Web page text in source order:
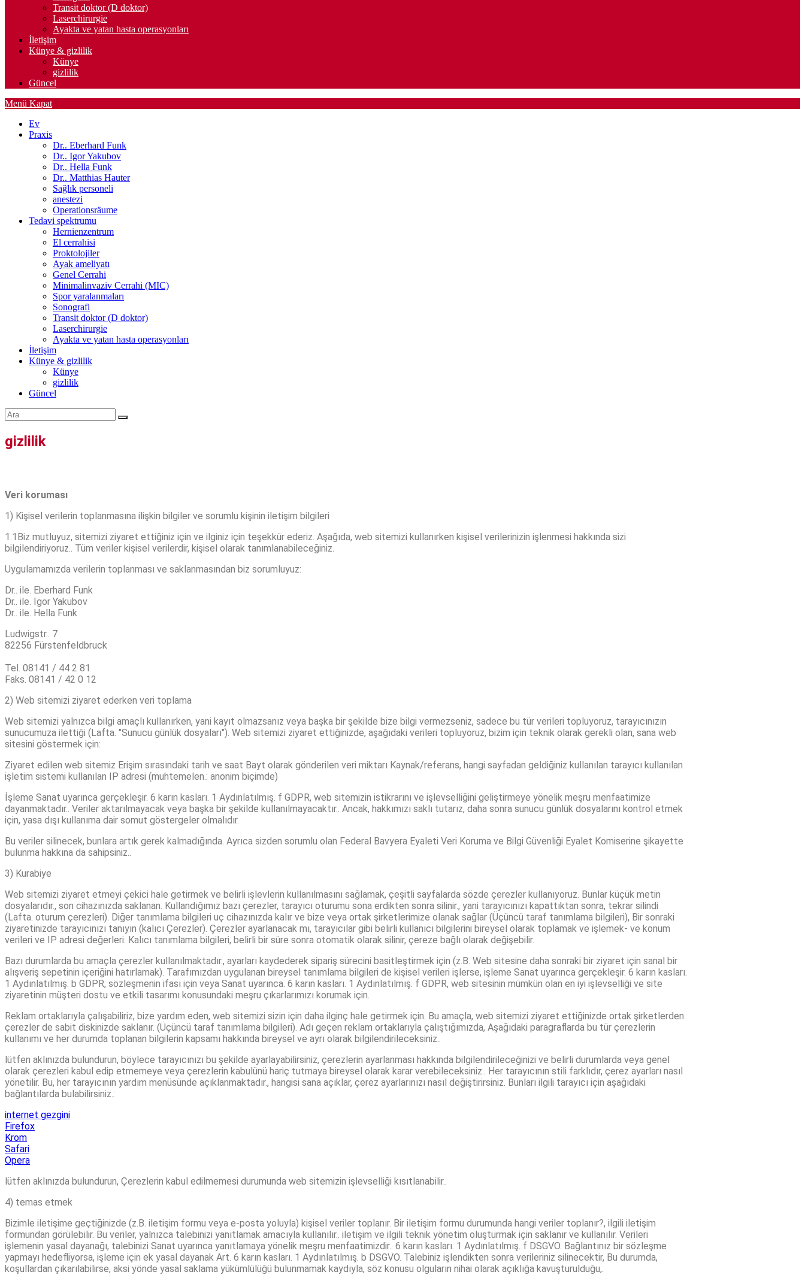
Transit doktor (D doktor)
Laserchirurgie
Ayakta ve yatan hasta operasyonları
İletişim
Künye & gizlilik
Künye
gizlilik
Güncel
Menü Kapat
Ev
Praxis
Dr.. Eberhard Funk
Dr.. Igor Yakubov
Dr.. Hella Funk
Dr.. Matthias Hauter
Sağlık personeli
anestezi
Operationsräume
Tedavi spektrumu
Hernienzentrum
El cerrahisi
Proktolojiler
Ayak ameliyatı
Genel Cerrahi
Minimalinvaziv Cerrahi (MIC)
Spor yaralanmaları
Sonografi
Transit doktor (D doktor)
Laserchirurgie
Ayakta ve yatan hasta operasyonları
İletişim
Künye & gizlilik
Künye
gizlilik
Güncel
gizlilik
Veri koruması
1) Kişisel verilerin toplanmasına ilişkin bilgiler ve sorumlu kişinin iletişim bilgileri
1.1Biz mutluyuz, sitemizi ziyaret ettiğiniz için ve ilginiz için teşekkür ederiz. Aşağıda, web sitemizi kullanırken kişisel verilerinizin işlenmesi hakkında sizi
bilgilendiriyoruz.. Tüm veriler kişisel verilerdir, kişisel olarak tanımlanabileceğiniz.
Uygulamamızda verilerin toplanması ve saklanmasından biz sorumluyuz:
Dr.. ile. Eberhard Funk
Dr.. ile. Igor Yakubov
Dr.. ile. Hella Funk
Ludwigstr.. 7
82256 Fürstenfeldbruck
Tel. 08141 / 44 2 81
Faks. 08141 / 42 0 12
2) Web sitemizi ziyaret ederken veri toplama
Web sitemizi yalnızca bilgi amaçlı kullanırken, yani kayıt olmazsanız veya başka bir şekilde bize bilgi vermezseniz, sadece bu tür verileri topluyoruz, tarayıcınızın
sunucumuza ilettiği (Lafta. "Sunucu günlük dosyaları"). Web sitemizi ziyaret ettiğinizde, aşağıdaki verileri topluyoruz, bizim için teknik olarak gerekli olan, sana web
sitesini göstermek için:
Ziyaret edilen web sitemiz Erişim sırasındaki tarih ve saat Bayt olarak gönderilen veri miktarı Kaynak/referans, hangi sayfadan geldiğiniz kullanılan tarayıcı kullanılan
işletim sistemi kullanılan IP adresi (muhtemelen.: anonim biçimde)
İşleme Sanat uyarınca gerçekleşir. 6 karın kasları. 1 Aydınlatılmış. f GDPR, web sitemizin istikrarını ve işlevselliğini geliştirmeye yönelik meşru menfaatimize
dayanmaktadır.. Veriler aktarılmayacak veya başka bir şekilde kullanılmayacaktır.. Ancak, hakkımızı saklı tutarız, daha sonra sunucu günlük dosyalarını kontrol etmek
için, yasa dışı kullanıma dair somut göstergeler olmalıdır.
Bu veriler silinecek, bunlara artık gerek kalmadığında. Ayrıca sizden sorumlu olan Federal Bavyera Eyaleti Veri Koruma ve Bilgi Güvenliği Eyalet Komiserine şikayette
bulunma hakkına da sahipsiniz..
3) Kurabiye
Web sitemizi ziyaret etmeyi çekici hale getirmek ve belirli işlevlerin kullanılmasını sağlamak, çeşitli sayfalarda sözde çerezler kullanıyoruz. Bunlar küçük metin
dosyalarıdır., son cihazınızda saklanan. Kullandığımız bazı çerezler, tarayıcı oturumu sona erdikten sonra silinir., yani tarayıcınızı kapattıktan sonra, tekrar silindi
(Lafta. oturum çerezleri). Diğer tanımlama bilgileri uç cihazınızda kalır ve bize veya ortak şirketlerimize olanak sağlar (Üçüncü taraf tanımlama bilgileri), Bir sonraki
ziyaretinizde tarayıcınızı tanıyın (kalıcı Çerezler). Çerezler ayarlanacak mı, tarayıcılar gibi belirli kullanıcı bilgilerini bireysel olarak toplamak ve işlemek- ve konum
verileri ve IP adresi değerleri. Kalıcı tanımlama bilgileri, belirli bir süre sonra otomatik olarak silinir, çereze bağlı olarak değişebilir.
Bazı durumlarda bu amaçla çerezler kullanılmaktadır., ayarları kaydederek sipariş sürecini basitleştirmek için (z.B. Web sitesine daha sonraki bir ziyaret için sanal bir
alışveriş sepetinin içeriğini hatırlamak). Tarafımızdan uygulanan bireysel tanımlama bilgileri de kişisel verileri işlerse, işleme Sanat uyarınca gerçekleşir. 6 karın kasları.
1 Aydınlatılmış. b GDPR, sözleşmenin ifası için veya Sanat uyarınca. 6 karın kasları. 1 Aydınlatılmış. f GDPR, web sitesinin mümkün olan en iyi işlevselliği ve site
ziyaretinin müşteri dostu ve etkili tasarımı konusundaki meşru çıkarlarımızı korumak için.
Reklam ortaklarıyla çalışabiliriz, bize yardım eden, web sitemizi sizin için daha ilginç hale getirmek için. Bu amaçla, web sitemizi ziyaret ettiğinizde ortak şirketlerden
çerezler de sabit diskinizde saklanır. (Üçüncü taraf tanımlama bilgileri). Adı geçen reklam ortaklarıyla çalıştığımızda, Aşağıdaki paragraflarda bu tür çerezlerin
kullanımı ve her durumda toplanan bilgilerin kapsamı hakkında bireysel ve ayrı olarak bilgilendirileceksiniz..
lütfen aklınızda bulundurun, böylece tarayıcınızı bu şekilde ayarlayabilirsiniz, çerezlerin ayarlanması hakkında bilgilendirileceğinizi ve belirli durumlarda veya genel
olarak çerezleri kabul edip etmemeye veya çerezlerin kabulünü hariç tutmaya bireysel olarak karar verebileceksiniz.. Her tarayıcının stili farklıdır, çerez ayarları nasıl
yönetilir. Bu, her tarayıcının yardım menüsünde açıklanmaktadır., hangisi sana açıklar, çerez ayarlarınızı nasıl değiştirirsiniz. Bunları ilgili tarayıcı için aşağıdaki
bağlantılarda bulabilirsiniz.:
internet gezgini
Firefox
Krom
Safari
Opera
lütfen aklınızda bulundurun, Çerezlerin kabul edilmemesi durumunda web sitemizin işlevselliği kısıtlanabilir..
4) temas etmek
Bizimle iletişime geçtiğinizde (z.B. iletişim formu veya e-posta yoluyla) kişisel veriler toplanır. Bir iletişim formu durumunda hangi veriler toplanır?, ilgili iletişim
formundan görülebilir. Bu veriler, yalnızca talebinizi yanıtlamak amacıyla kullanılır.. iletişim ve ilgili teknik yönetim oluşturmak için saklanır ve kullanılır. Verileri
işlemenin yasal dayanağı, talebinizi Sanat uyarınca yanıtlamaya yönelik meşru menfaatimizdir.. 6 karın kasları. 1 Aydınlatılmış. f DSGVO. Bağlantınız bir sözleşme
yapmayı hedefliyorsa, işleme için ek yasal dayanak Art. 6 karın kasları. 1 Aydınlatılmış. b DSGVO. Talebiniz işlendikten sonra verileriniz silinecektir, Bu durumda,
koşullardan çıkarılabilirse, aksi yönde yasal saklama yükümlülüğü bulunmamak kaydıyla, söz konusu olguların nihai olarak açıklığa kavuşturulduğu,.